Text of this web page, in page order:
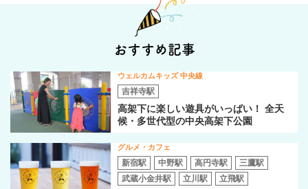
おすすめ記事
ウェルカムキッズ 中央線
吉祥寺駅
高架下に楽しい遊具がいっぱい！ 全天
候・多世代型の中央高架下公園
グルメ・カフェ
新宿駅 中野駅 高円寺駅
三鷹駅
武蔵小金井駅
立川駅 立飛駅